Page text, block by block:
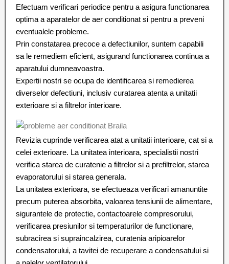
Efectuam verificari periodice pentru a asigura functionarea
optima a aparatelor de aer conditionat si pentru a preveni
eventualele probleme.
Prin constatarea precoce a defectiunilor, suntem capabili
sa le remediem eficient, asigurand functionarea continua a
aparatului dumneavoastra.
Expertii nostri se ocupa de identificarea si remedierea
diverselor defectiuni, inclusiv curatarea atenta a unitatii
exterioare si a filtrelor interioare.
Revizia cuprinde verificarea atat a unitatii interioare, cat si a
celei exterioare. La unitatea interioara, specialistii nostri
verifica starea de curatenie a filtrelor si a prefiltrelor, starea
evaporatorului si starea generala.
La unitatea exterioara, se efectueaza verificari amanuntite
precum puterea absorbita, valoarea tensiunii de alimentare,
sigurantele de protectie, contactoarele compresorului,
verificarea presiunilor si temperaturilor de functionare,
subracirea si supraincalzirea, curatenia aripioarelor
condensatorului, a tavitei de recuperare a condensatului si